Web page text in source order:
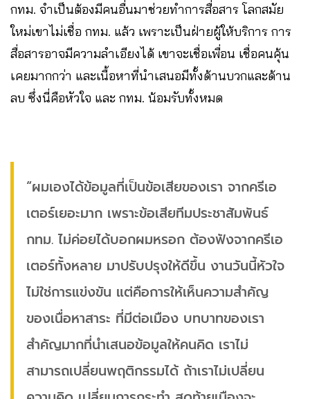
กทม. จำเป็นต้องมีคนอื่นมาช่วยทำการสื่อสาร โลกสมัย
ใหม่เขาไม่เชื่อ กทม. แล้ว เพราะเป็นฝ่ายผู้ให้บริการ การ
สื่อสารอาจมีความลำเอียงได้ เขาจะเชื่อเพื่อน เชื่อคนคุ้น
เคยมากกว่า และเนื้อหาที่นำเสนอมีทั้งด้านบวกและด้าน
ลบ ซึ่งนี่คือหัวใจ และ กทม. น้อมรับทั้งหมด
“ผมเองได้ข้อมูลที่เป็นข้อเสียของเรา จากครีเอ
เตอร์เยอะมาก เพราะข้อเสียทีมประชาสัมพันธ์
กทม. ไม่ค่อยได้บอกผมหรอก ต้องฟังจากครีเอ
เตอร์ทั้งหลาย มาปรับปรุงให้ดีขึ้น งานวันนี้หัวใจ
ไม่ใช่การแข่งขัน แต่คือการให้เห็นความสำคัญ
ของเนื่อหาสาระ ที่มีต่อเมือง บทบาทของเรา
สำคัญมากที่นำเสนอข้อมูลให้คนคิด เราไม่
สามารถเปลี่ยนพฤติกรรมได้ ถ้าเราไม่เปลี่ยน